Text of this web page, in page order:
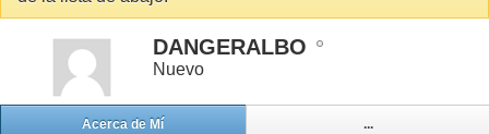
DANGERALBO
Nuevo
Acerca de Mí ...